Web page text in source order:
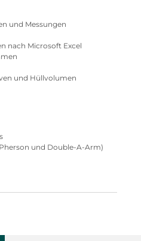
und Messungen
nach Microsoft Excel
und Hüllvolumen
und Double-A-Arm)